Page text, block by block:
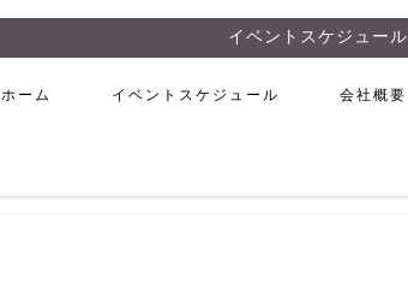
イベントスケジュール
ホーム イベントスケジュール 会社概要